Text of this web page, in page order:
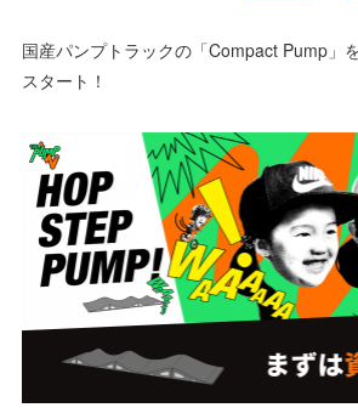
国産パンプトラックの「Compact Pump」
スタート！